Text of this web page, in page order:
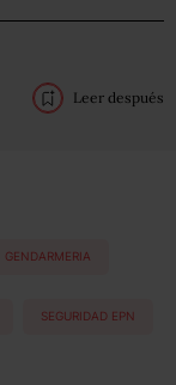
Leer después
GENDARMERIA
SEGURIDAD EPN